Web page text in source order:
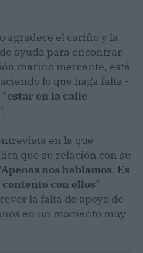
agradece el cariño y la
ayuda para encontrar
marino mercante, está
lo que haga falta -
"estar en la calle
".
en la que
que su relación con su
Apenas nos hablamos. Es
con ellos"
la falta de apoyo de
en un momento muy